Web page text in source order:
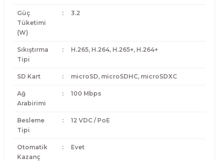
Güç
Tüketimi
(W)
: 3.2
Sıkıştırma
Tipi
: H.265, H.264, H.265+, H.264+
SD Kart : microSD, microSDHC, microSDXC
Ağ
Arabirimi
: 100 Mbps
Besleme
Tipi
: 12 VDC / PoE
Otomatik
Kazanç
: Evet